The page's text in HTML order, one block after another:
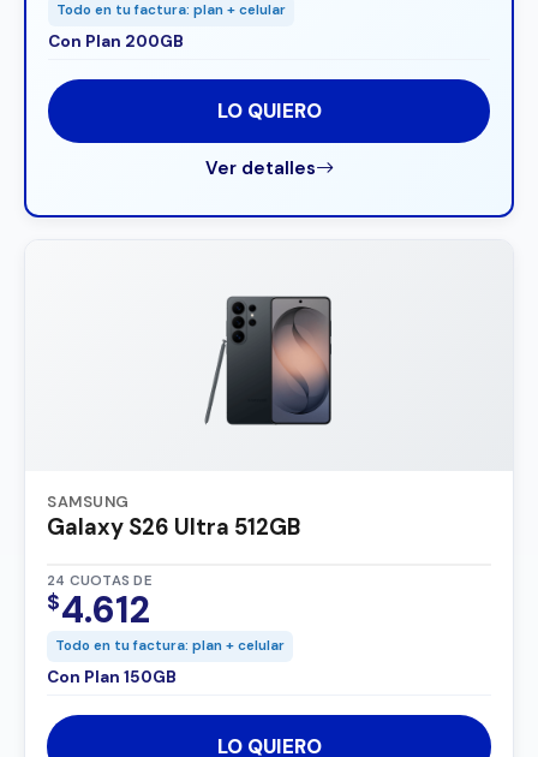
Todo en tu factura: plan + celular
Con Plan 200GB
LO QUIERO
Ver detalles
SAMSUNG
Galaxy S26 Ultra 512GB
24 CUOTAS DE
$4.612
Todo en tu factura: plan + celular
Con Plan 150GB
LO QUIERO